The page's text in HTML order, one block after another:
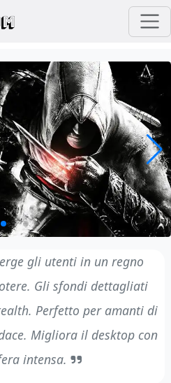
gli utenti in un regno
Gli sfondi dettagliati
Perfetto per amanti di
Migliora il desktop con
intensa.